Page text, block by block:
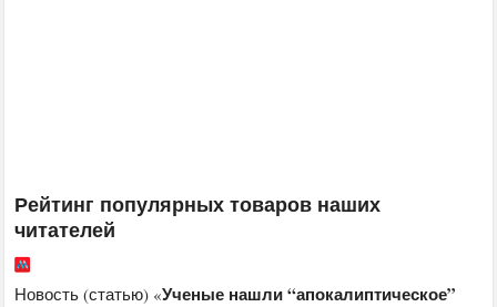
Рейтинг популярных товаров наших
читателей
Новость (статью) «Ученые нашли “апокалиптическое”